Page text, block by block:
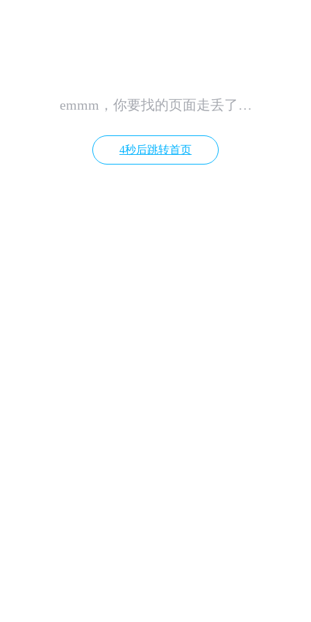
emmm，你要找的页面走丢了…
4秒后跳转首页